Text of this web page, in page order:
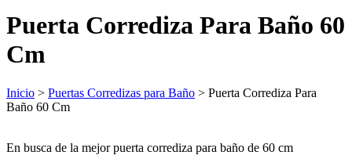
Puerta Corrediza Para Baño 60
Cm
Inicio > Puertas Corredizas para Baño > Puerta Corrediza Para
Baño 60 Cm
En busca de la mejor puerta corrediza para baño de 60 cm